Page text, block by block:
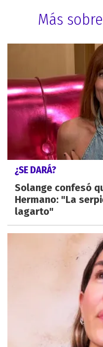
Más
¿SE DARÁ?
Solange confesó
Hermano: "La
lagarto"